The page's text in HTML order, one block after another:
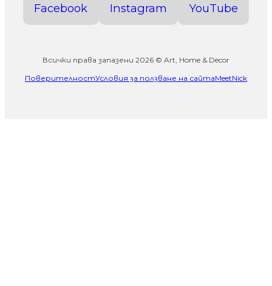
Facebook Instagram YouTube
Всички права запазени 2026 © Art, Home & Decor
ПоверителностУсловия за ползване на сайтаMeetNick